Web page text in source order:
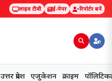
लाइव टीवी ई-पेपर रिपोर्टर बनें
उत्तर प्रदेश एजुकेशन क्राइम